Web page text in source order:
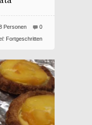
0
Personen
Fortgeschritten